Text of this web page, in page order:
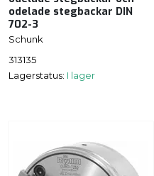
odelade stegbackar DIN
702-3
Schunk
313135
Lagerstatus: I lager